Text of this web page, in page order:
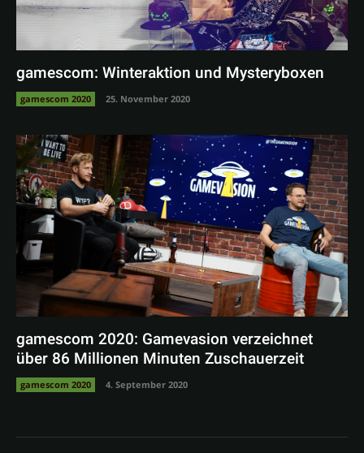
gamescom: Winteraktion und Mysteryboxen
gamescom 2020 25. November 2020
gamescom 2020: Gamevasion verzeichnet
über 86 Millionen Minuten Zuschauerzeit
gamescom 2020 4. September 2020